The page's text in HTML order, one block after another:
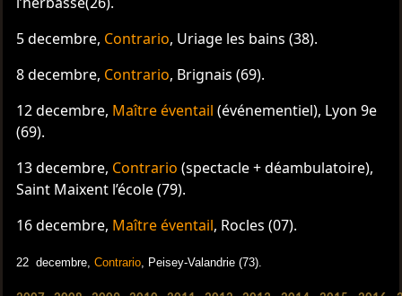
5 decembre, Contrario, Uriage les bains (38).
8 decembre, Contrario, Brignais (69).
12 decembre, Maître éventail (événementiel), Lyon 9e
(69).
13 decembre, Contrario (spectacle + déambulatoire),
Saint Maixent l’école (79).
16 decembre, Maître éventail, Rocles (07).
22 decembre, Contrario, Peisey-Valandrie (73).